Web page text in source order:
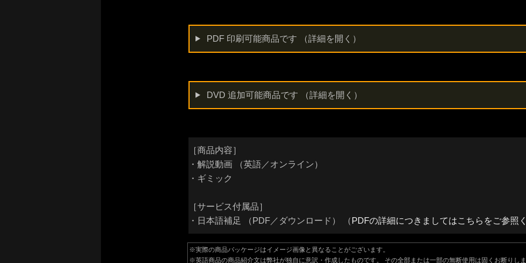
PDF 印刷可能商品です （詳細を開く）
DVD 追加可能商品です （詳細を開く）
［商品内容］
・解説動画 （英語／オンライン）
・ギミック
［サービス付属品］
・日本語補足 （PDF／ダウンロード） （ PDFの詳細につきましてはこちらをご参照
※実際の商品パッケージはイメージ画像と異なることがございます。
※英語商品の商品紹介文は弊社が独自に意訳・作成したものです。 その全部または一部の無断使用は固くお断りしま